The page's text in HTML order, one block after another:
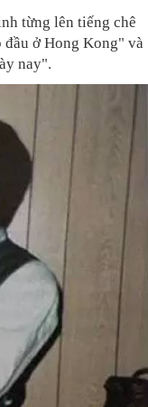
từng lên tiếng chê
ở Hong Kong" và
nay".